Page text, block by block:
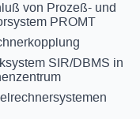
von Prozeß- und
PROMT
SIR/DBMS in